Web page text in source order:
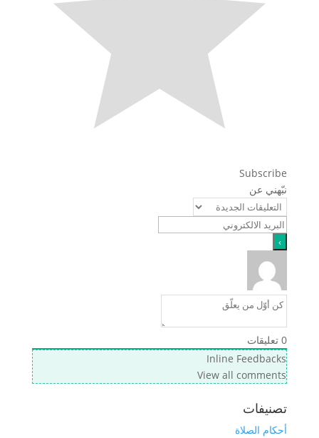
Subscribe
نبّهني عن
0تعليقات
Inline Feedbacks
View all comments
تصنيفات
أحكام الصلاة